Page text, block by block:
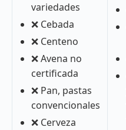
variedades
❌ Cebada
❌ Centeno
❌ Avena no
certificada
❌ Pan, pastas
convencionales
❌ Cerveza